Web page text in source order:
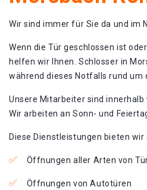
Wir sind immer für Sie da und im
Wenn die Tür geschlossen ist
helfen wir Ihnen. Schlosser in
während dieses Notfalls rund um
Unsere Mitarbeiter sind innerhalb
Wir arbeiten an Sonn- und
Diese Dienstleistungen bieten wir
Öffnungen aller Arten von
Öffnungen von Autotüren